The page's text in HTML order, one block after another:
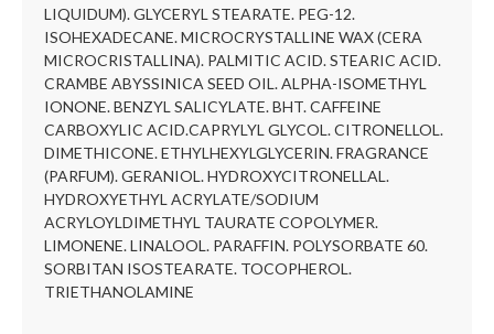
LIQUIDUM). GLYCERYL STEARATE. PEG-12.
ISOHEXADECANE. MICROCRYSTALLINE WAX (CERA
MICROCRISTALLINA). PALMITIC ACID. STEARIC ACID.
CRAMBE ABYSSINICA SEED OIL. ALPHA-ISOMETHYL
IONONE. BENZYL SALICYLATE. BHT. CAFFEINE
CARBOXYLIC ACID.CAPRYLYL GLYCOL. CITRONELLOL.
DIMETHICONE. ETHYLHEXYLGLYCERIN. FRAGRANCE
(PARFUM). GERANIOL. HYDROXYCITRONELLAL.
HYDROXYETHYL ACRYLATE/SODIUM
ACRYLOYLDIMETHYL TAURATE COPOLYMER.
LIMONENE. LINALOOL. PARAFFIN. POLYSORBATE 60.
SORBITAN ISOSTEARATE. TOCOPHEROL.
TRIETHANOLAMINE